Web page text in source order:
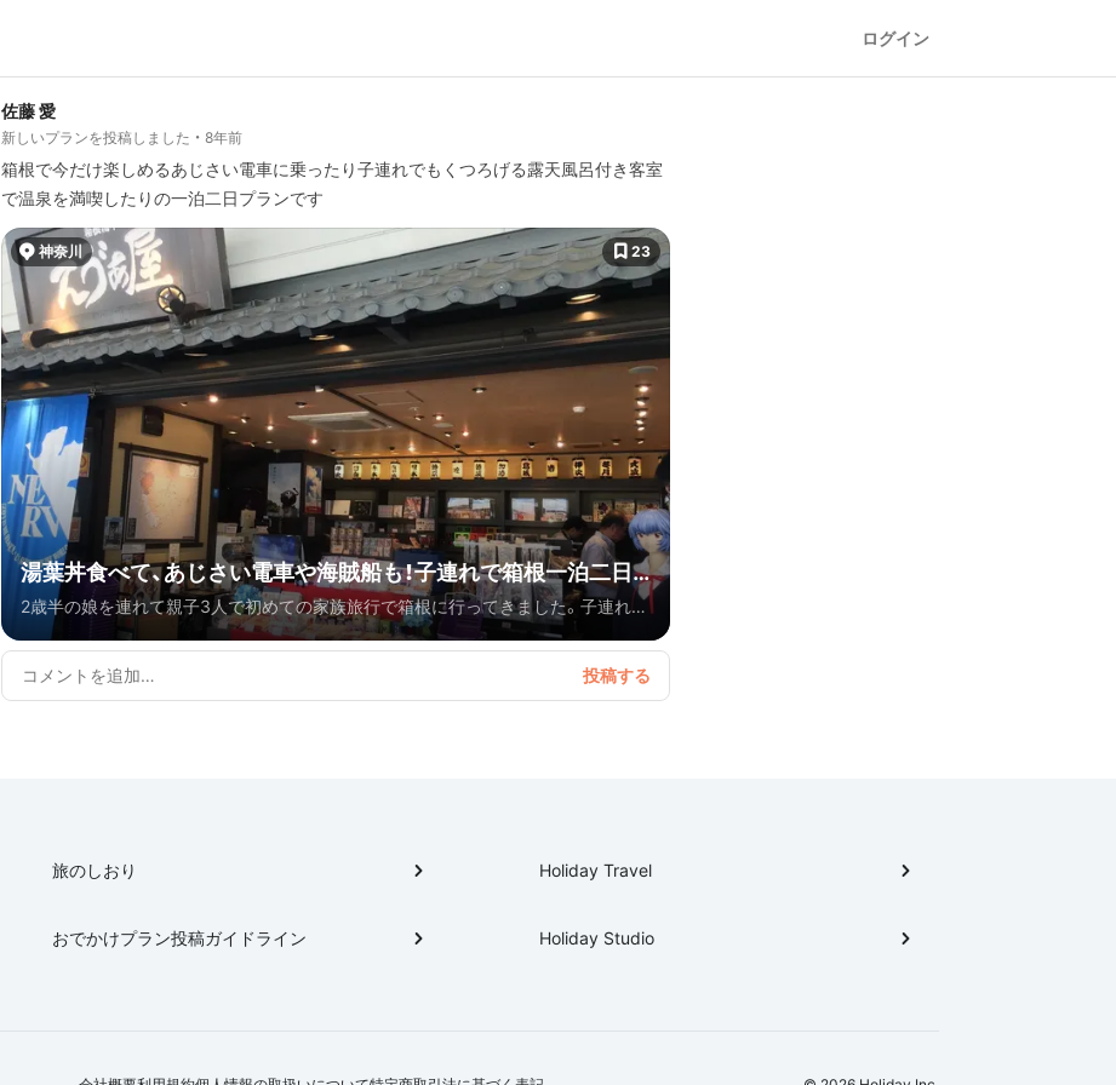
ログイン
佐藤 愛
新しいプランを投稿しました 8年前
箱根で今だけ楽しめるあじさい電車に乗ったり子連れでもくつろげる露天風呂付き客室
で温泉を満喫したりの一泊二日プランです
神奈川 23
湯葉丼食べて、あじさい電車や海賊船も！子連れで箱根一泊二日
満喫プラン
2歳半の娘を連れて親子3人で初めての家族旅行で箱根に行ってきました。子連れで
無理なく・紫陽花シーズンの箱根を一泊2日で楽しめるプランです。
旅のしおり
おでかけプラン投稿ガイドライン
Holiday Travel
Holiday Studio